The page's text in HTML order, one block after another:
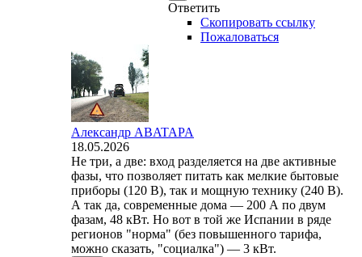
Ответить
Скопировать ссылку
Пожаловаться
Александр ABATAPA
18.05.2026
Не три, а две: вход разделяется на две активные
фазы, что позволяет питать как мелкие бытовые
приборы (120 В), так и мощную технику (240 В).
А так да, современные дома — 200 А по двум
фазам, 48 кВт. Но вот в той же Испании в ряде
регионов "норма" (без повышенного тарифа,
можно сказать, "социалка") — 3 кВт.